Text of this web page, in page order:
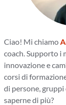
Ciao! Mi chiamo
coach. Supporto i
innovazione e
corsi di
di persone,
saperne di più?